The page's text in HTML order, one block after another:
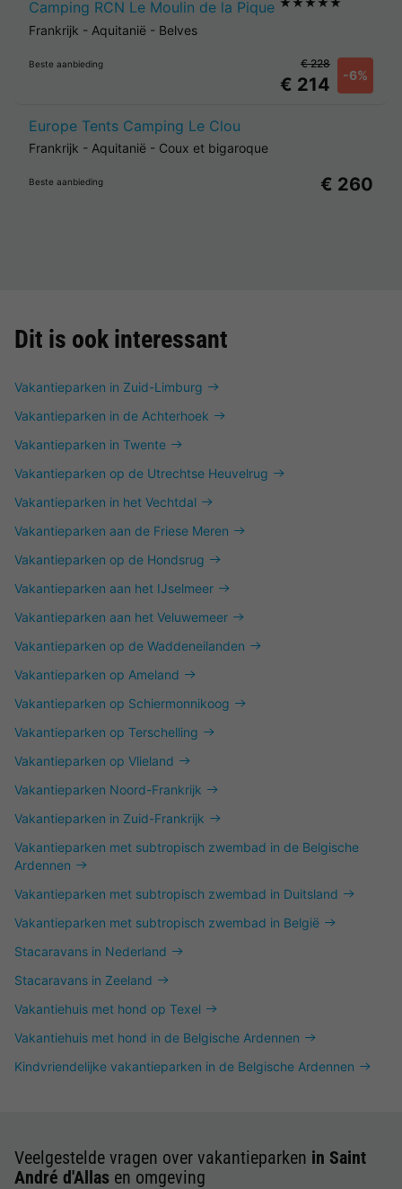
Camping RCN Le Moulin de la Pique ★★★★★
Frankrijk - Aquitanië - Belves
Beste aanbieding
€ 214 -6%
€ 228
Europe Tents Camping Le Clou
Frankrijk - Aquitanië - Coux et bigaroque
Beste aanbieding € 260
Dit is ook interessant
Vakantieparken in Zuid-Limburg
Vakantieparken in de Achterhoek
Vakantieparken in Twente
Vakantieparken op de Utrechtse Heuvelrug
Vakantieparken in het Vechtdal
Vakantieparken aan de Friese Meren
Vakantieparken op de Hondsrug
Vakantieparken aan het IJselmeer
Vakantieparken aan het Veluwemeer
Vakantieparken op de Waddeneilanden
Vakantieparken op Ameland
Vakantieparken op Schiermonnikoog
Vakantieparken op Terschelling
Vakantieparken op Vlieland
Vakantieparken Noord-Frankrijk
Vakantieparken in Zuid-Frankrijk
Vakantieparken met subtropisch zwembad in de Belgische
Ardennen
Vakantieparken met subtropisch zwembad in Duitsland
Vakantieparken met subtropisch zwembad in België
Stacaravans in Nederland
Stacaravans in Zeeland
Vakantiehuis met hond op Texel
Vakantiehuis met hond in de Belgische Ardennen
Kindvriendelijke vakantieparken in de Belgische Ardennen
Veelgestelde vragen over vakantieparken in Saint
André d'Allas en omgeving